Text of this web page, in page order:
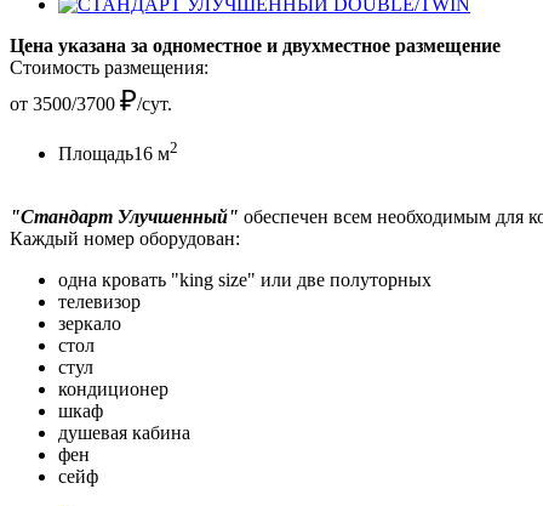
Цена указана за одноместное и двухместное размещение
Стоимость размещения:
от 3500/3700 ₽/сут.
Площадь16 м2
"Стандарт Улучшенный" обеспечен всем необходимым для
Каждый номер оборудован:
одна кровать "king size" или две полуторных
телевизор
зеркало
стол
стул
кондиционер
шкаф
душевая кабина
фен
сейф